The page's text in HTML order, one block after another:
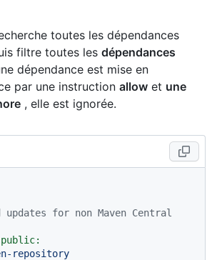
toutes les dépendances
filtre toutes les dépendances
dépendance est mise en
par une instruction allow et une
, elle est ignorée.
for non Maven Central
public:
repository